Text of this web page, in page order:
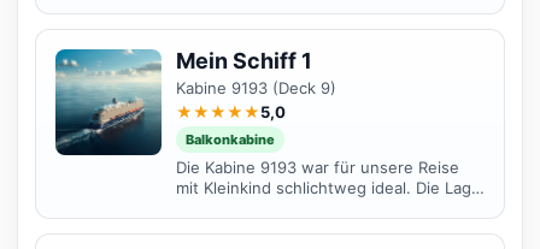
Fenster ist viel größer...
Mein Schiff 1
Kabine 9193 (Deck 9)
★★★★★5,0
Balkonkabine
Die Kabine 9193 war für unsere Reise
mit Kleinkind schlichtweg ideal. Die Lage
gefallen, da sie...